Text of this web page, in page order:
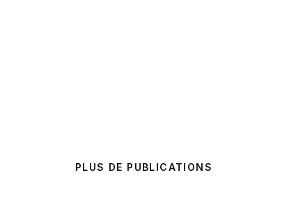
PLUS DE PUBLICATIONS